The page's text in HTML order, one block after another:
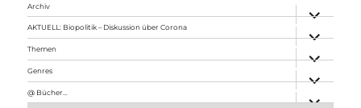
Archiv
anzeigen
AKTUELL: Biopolitik – Diskussion über Corona
anzeigen
Themen
anzeigen
Genres
anzeigen
@ Bücher…